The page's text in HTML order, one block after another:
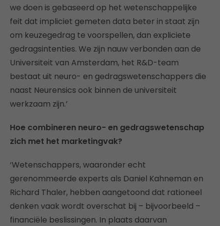
we doen is gebaseerd op het wetenschappelijke
feit dat impliciet gemeten data beter in staat zijn
om keuzegedrag te voorspellen, dan expliciete
gedragsintenties. We zijn nauw verbonden aan de
Universiteit van Amsterdam, het R&D-team
bestaat uit neuro- en gedragswetenschappers die
naast Neurensics ook binnen de universiteit
werkzaam zijn.’
Hoe combineren neuro- en gedragswetenschap
zich met het marketingvak?
‘Wetenschappers, waaronder echt
gerenommeerde experts als Daniel Kahneman en
Richard Thaler, hebben aangetoond dat rationeel
denken vaak wordt overschat bij – bijvoorbeeld –
financiële beslissingen. In plaats daarvan